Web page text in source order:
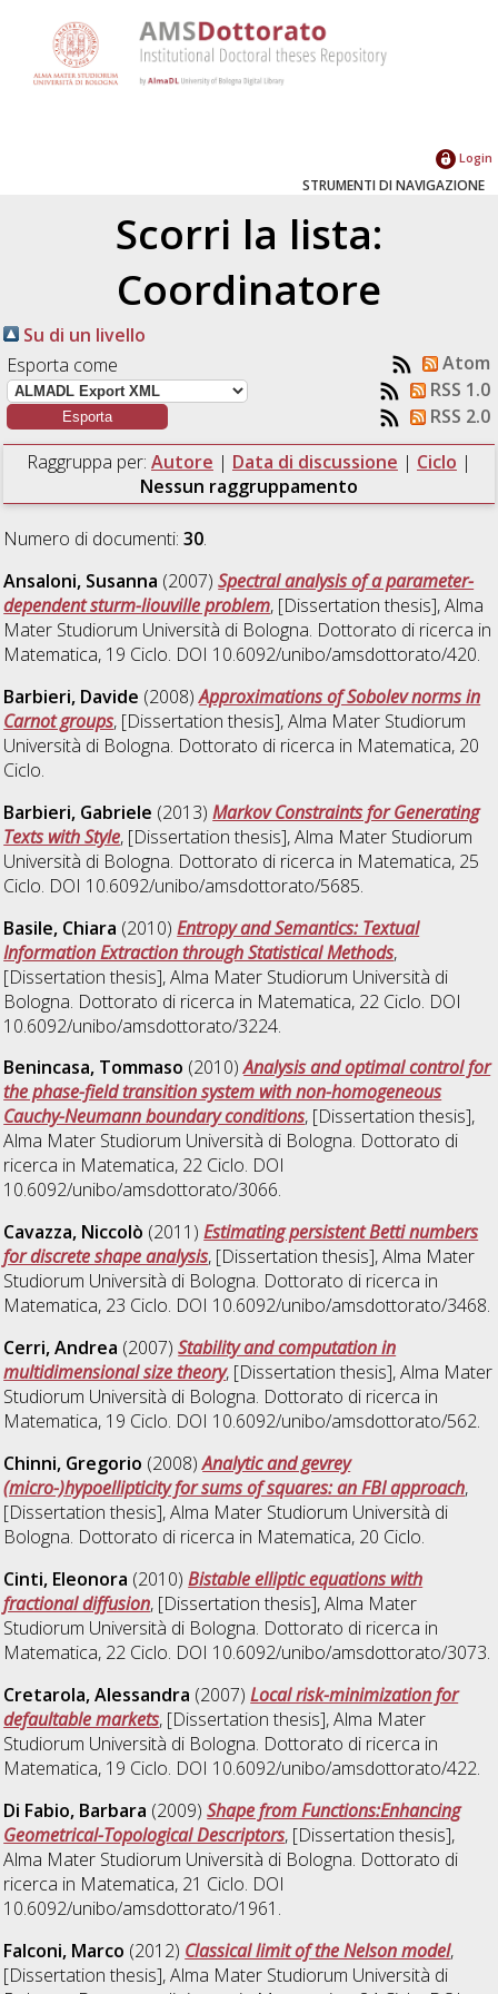
Login
STRUMENTI DI NAVIGAZIONE
Scorri la lista:
Coordinatore
Su di un livello
Esporta come
Atom
RSS 1.0
RSS 2.0
Raggruppa per: Autore | Data di discussione | Ciclo |
Nessun raggruppamento
Numero di documenti:30.
Ansaloni, Susanna (2007)Spectral analysis of a parameter-
dependent sturm-liouville problem, [Dissertation thesis], Alma
Mater Studiorum Università di Bologna. Dottorato di ricerca in
Matematica, 19 Ciclo. DOI 10.6092/unibo/amsdottorato/420.
Barbieri, Davide (2008)Approximations of Sobolev norms in
Carnot groups, [Dissertation thesis], Alma Mater Studiorum
Università di Bologna. Dottorato di ricerca in Matematica, 20
Ciclo.
Barbieri, Gabriele (2013)Markov Constraints for Generating
Texts with Style, [Dissertation thesis], Alma Mater Studiorum
Università di Bologna. Dottorato di ricerca in Matematica, 25
Ciclo. DOI 10.6092/unibo/amsdottorato/5685.
Basile, Chiara (2010)Entropy and Semantics: Textual
Information Extraction through Statistical Methods,
[Dissertation thesis], Alma Mater Studiorum Università di
Bologna. Dottorato di ricerca in Matematica, 22 Ciclo. DOI
10.6092/unibo/amsdottorato/3224.
Benincasa, Tommaso (2010)Analysis and optimal control for
the phase-field transition system with non-homogeneous
Cauchy-Neumann boundary conditions, [Dissertation thesis],
Alma Mater Studiorum Università di Bologna. Dottorato di
ricerca in Matematica, 22 Ciclo. DOI
10.6092/unibo/amsdottorato/3066.
Cavazza, Niccolò (2011)Estimating persistent Betti numbers
for discrete shape analysis, [Dissertation thesis], Alma Mater
Studiorum Università di Bologna. Dottorato di ricerca in
Matematica, 23 Ciclo. DOI 10.6092/unibo/amsdottorato/3468.
Cerri, Andrea (2007)Stability and computation in
multidimensional size theory, [Dissertation thesis], Alma Mater
Studiorum Università di Bologna. Dottorato di ricerca in
Matematica, 19 Ciclo. DOI 10.6092/unibo/amsdottorato/562.
Chinni, Gregorio (2008)Analytic and gevrey
(micro-)hypoellipticity for sums of squares: an FBI approach,
[Dissertation thesis], Alma Mater Studiorum Università di
Bologna. Dottorato di ricerca in Matematica, 20 Ciclo.
Cinti, Eleonora (2010)Bistable elliptic equations with
fractional diffusion, [Dissertation thesis], Alma Mater
Studiorum Università di Bologna. Dottorato di ricerca in
Matematica, 22 Ciclo. DOI 10.6092/unibo/amsdottorato/3073.
Cretarola, Alessandra (2007)Local risk-minimization for
defaultable markets, [Dissertation thesis], Alma Mater
Studiorum Università di Bologna. Dottorato di ricerca in
Matematica, 19 Ciclo. DOI 10.6092/unibo/amsdottorato/422.
Di Fabio, Barbara (2009)Shape from Functions:Enhancing
Geometrical-Topological Descriptors, [Dissertation thesis],
Alma Mater Studiorum Università di Bologna. Dottorato di
ricerca in Matematica, 21 Ciclo. DOI
10.6092/unibo/amsdottorato/1961.
Falconi, Marco (2012) Classical limit of the Nelson model,
[Dissertation thesis], Alma Mater Studiorum Università di